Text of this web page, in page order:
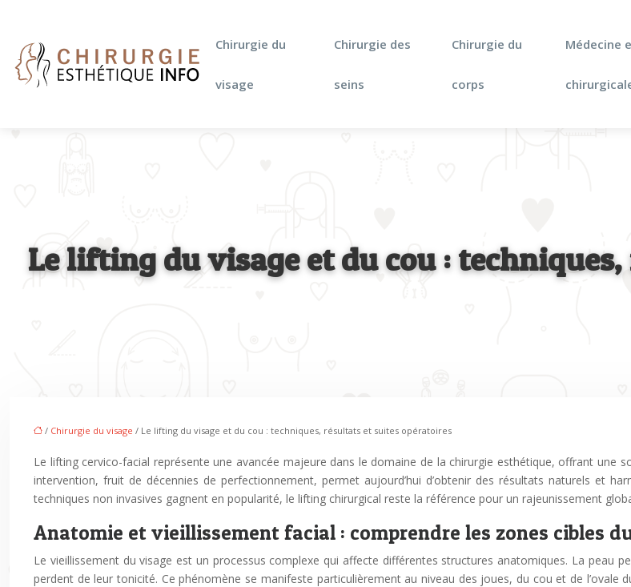
Chirurgie du
visage
Chirurgie des
seins
Chirurgie du
corps
Médecine
Le lifting du visage et du cou :
/ Chirurgie du visage / Le lifting du visage et du cou : techniques, résultats et suites opératoires
Le lifting cervico-facial représente une avancée majeure dans le domaine de la chirurgie esthétique, offrant une
intervention, fruit de décennies de perfectionnement, permet aujourd’hui d’obtenir des résultats naturels et
techniques non invasives gagnent en popularité, le lifting chirurgical reste la référence pour un rajeunissement
Anatomie et vieillissement facial : comprendre les zones cibles
Le vieillissement du visage est un processus complexe qui affecte différentes structures anatomiques. La peau
perdent de leur tonicité. Ce phénomène se manifeste particulièrement au niveau des joues, du cou et de